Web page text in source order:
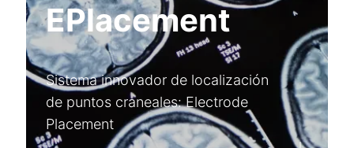
EPlacement
Sistema innovador de localización
de puntos craneales: Electrode
Placement